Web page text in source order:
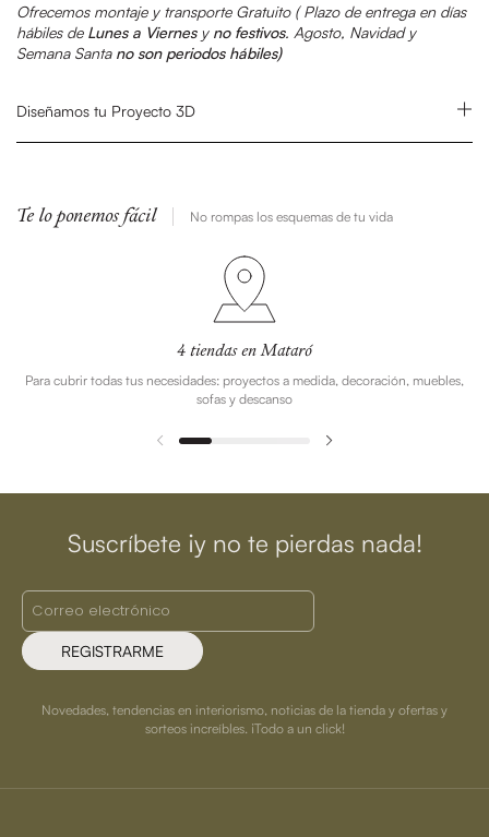
Ofrecemos montaje y transporte Gratuito (Plazo de entrega en días
hábiles de Lunes a Viernesy no festivos. Agosto, Navidad y
Semana Santa no son periodos hábiles)
Diseñamos tu Proyecto 3D
Te lo ponemos fácil No rompas los esquemas de tu vida
4 tiendas en Mataró
Para cubrir todas tus necesidades: proyectos a medida, decoración, muebles,
sofas y descanso
Suscríbete ¡y no te pierdas nada!
REGISTRARME
Novedades, tendencias en interiorismo, noticias de la tienda y ofertas y
sorteos increíbles. ¡Todo a un click!